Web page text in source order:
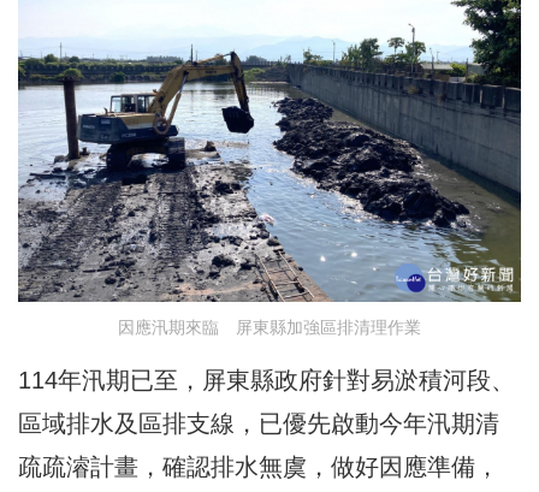
因應汛期來臨 屏東縣加強區排清理作業
114年汛期已至，屏東縣政府針對易淤積河段、
區域排水及區排支線，已優先啟動今年汛期清
疏疏濬計畫，確認排水無虞，做好因應準備，